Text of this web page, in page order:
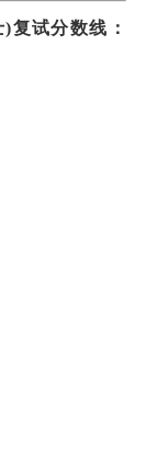
复试分数线：